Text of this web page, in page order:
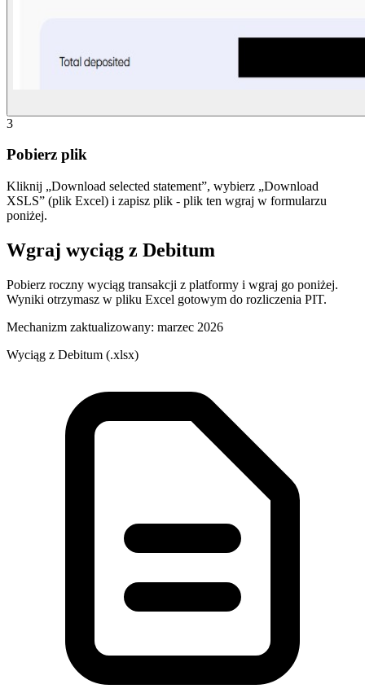
3
Pobierz plik
Kliknij „Download selected statement”, wybierz „Download
XSLS” (plik Excel) i zapisz plik - plik ten wgraj w formularzu
poniżej.
Wgraj wyciąg z Debitum
Pobierz roczny wyciąg transakcji z platformy i wgraj go poniżej.
Wyniki otrzymasz w pliku Excel gotowym do rozliczenia PIT.
Mechanizm zaktualizowany: marzec 2026
Wyciąg z Debitum (.xlsx)